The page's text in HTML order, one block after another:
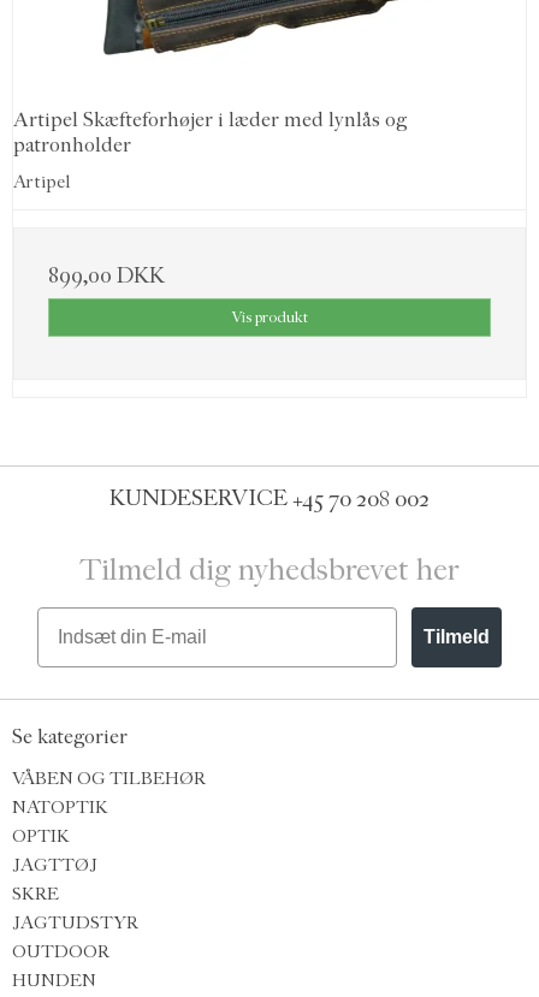
Artipel Skæfteforhøjer i læder med lynlås og
patronholder
Artipel
899,00 DKK
Vis produkt
KUNDESERVICE+45 70 208 002
Tilmeld dig nyhedsbrevet her
Email
Tilmeld
Se kategorier
VÅBEN OG TILBEHØR
NATOPTIK
OPTIK
JAGTTØJ
SKRE
JAGTUDSTYR
OUTDOOR
HUNDEN